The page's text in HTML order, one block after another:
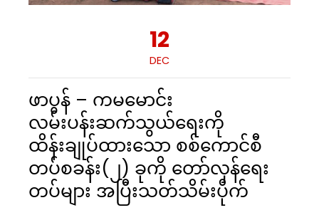
12
DEC
ဖာပွန် – ကမမောင်း
လမ်းပန်းဆက်သွယ်ရေးကို
ထိန်းချုပ်ထားသော စစ်ကောင်စီ
တပ်စခန်း(၂) ခုကို တော်လှန်ရေး
တပ်များ အပြီးသတ်သိမ်းပိုက်